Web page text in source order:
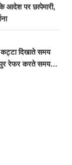
आदेश पर छापेमारी,
कट्टा दिखाते समय
रेफर करते समय